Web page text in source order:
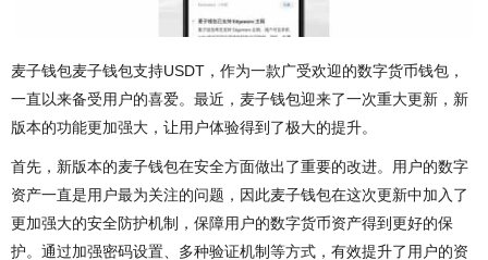
麦子钱包麦子钱包支持USDT，作为一款广受欢迎的数字货币钱包，
一直以来备受用户的喜爱。最近，麦子钱包迎来了一次重大更新，新
版本的功能更加强大，让用户体验得到了极大的提升。
首先，新版本的麦子钱包在安全方面做出了重要的改进。用户的数字
资产一直是用户最为关注的问题，因此麦子钱包在这次更新中加入了
更加强大的安全防护机制，保障用户的数字货币资产得到更好的保
护。通过加强密码设置、多种验证机制等方式，有效提升了用户的资